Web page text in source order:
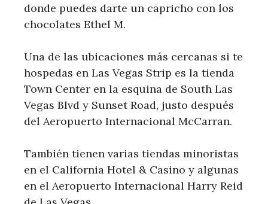
donde puedes darte un capricho con los
chocolates Ethel M.
Una de las ubicaciones más cercanas si te
hospedas en Las Vegas Strip es la tienda
Town Center en la esquina de South Las
Vegas Blvd y Sunset Road, justo después
del Aeropuerto Internacional McCarran.
También tienen varias tiendas minoristas
en el California Hotel & Casino y algunas
en el Aeropuerto Internacional Harry Reid